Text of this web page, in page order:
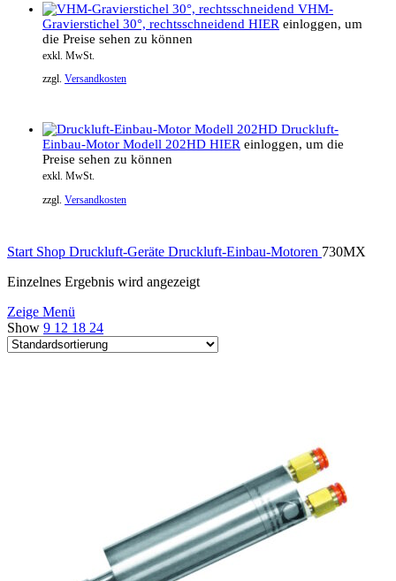
VHM-
Gravierstichel 30°, rechtsschneidend HIER einloggen, um
die Preise sehen zu können
exkl. MwSt.
zzgl. Versandkosten
Druckluft-
Einbau-Motor Modell 202HD HIER einloggen, um die
Preise sehen zu können
exkl. MwSt.
zzgl. Versandkosten
Start Shop Druckluft-Geräte Druckluft-Einbau-Motoren 730MX
Einzelnes Ergebnis wird angezeigt
Zeige Menü
Show 9 12 18 24